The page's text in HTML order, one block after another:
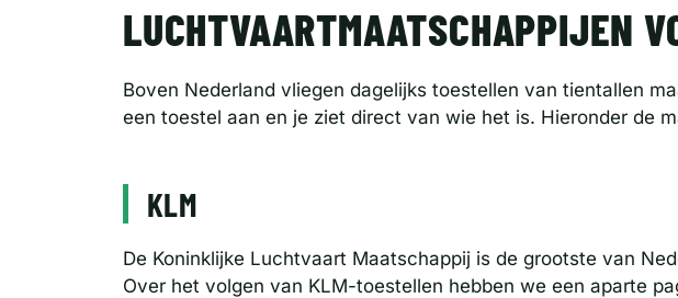
LUCHTVAARTMAATSCHAPPIJEN
Boven Nederland vliegen dagelijks toestellen van tientallen
een toestel aan en je ziet direct van wie het is. Hieronder de
KLM
De Koninklijke Luchtvaart Maatschappij is de grootste van
Over het volgen van KLM-toestellen hebben we een aparte